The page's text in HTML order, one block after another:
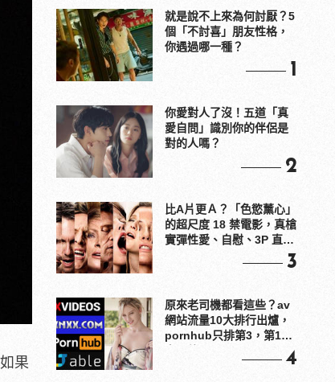
果
就是說不上來為何討厭？5
個「不討喜」朋友性格，
你遇過哪一種？
1
你愛對人了沒！五道「真
愛自問」識別你的伴侶是
對的人嗎？
2
比A片更Ａ？「色慾薰心」
的超尺度 18 禁電影，真槍
實彈性愛、自慰、3P 直接
3
原來老司機都看這些？av
網站流量10大排行出爐，
pornhub只排第3，第1名
4